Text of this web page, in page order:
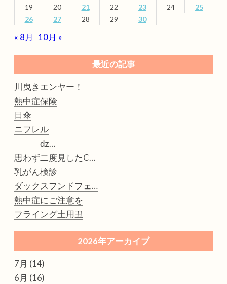
19
20 21 22 23 24
25
26
27 28 29 30
« 8月 10月 »
最近の記事
川曳きエンヤー！
熱中症保険
日傘
ニフレル
ǳ…
思わず二度見したC…
乳がん検診
ダックスフンドフェ…
熱中症にご注意を
フライング土用丑
2026年アーカイブ
7月 (14)
6月 (16)